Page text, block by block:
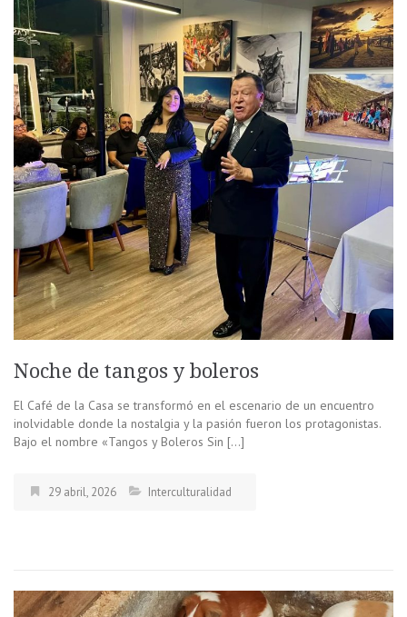
Noche de tangos y boleros
El Café de la Casa se transformó en el escenario de un encuentro
inolvidable donde la nostalgia y la pasión fueron los protagonistas.
Bajo el nombre «Tangos y Boleros Sin […]
29 abril, 2026 Interculturalidad